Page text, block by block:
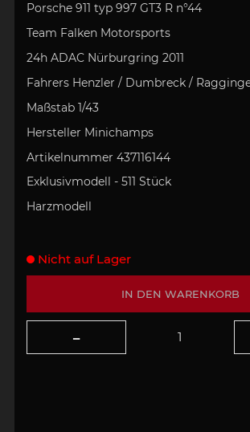
Porsche 911 typ 997 GT3 R n°44
Team Falken Motorsports
24h ADAC Nürburgring 2011
Fahrers Henzler / Dumbreck /
Maßstab 1/43
Hersteller Minichamps
Artikelnummer 437116144
Exklusivmodell - 511 Stück
Harzmodell
IN DEN WARENKORB
Nicht auf Lager